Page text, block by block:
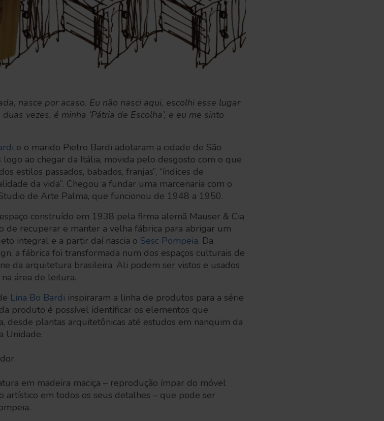
nasce por acaso. Eu não nasci aqui, escolhi esse lugar
vezes, é minha ‘Pátria de Escolha’, e eu me sinto
e o marido Pietro Bardi adotaram a cidade de São
ao chegar da Itália, movida pelo desgosto com o que
estilos passados, babados, franjas”, “índices de
da vida”. Chegou a fundar uma marcenaria com o
de Arte Palma, que funcionou de 1948 a 1950.
construído em 1938 pela firma alemã Mauser & Cia
recuperar e manter a velha fábrica para abrigar um
integral e a partir daí nascia o Sesc Pompeia. Da
a fábrica foi transformada num dos espaços culturais de
da arquitetura brasileira. Ali podem ser vistos e usados
área de leitura.
Lina Bo Bardi inspiraram a linha de produtos para a série
produto é possível identificar os elementos que
desde plantas arquitetônicas até estudos em nanquim da
Unidade.
em madeira maciça – reprodução ímpar do móvel
artístico em todos os seus detalhes – que pode ser